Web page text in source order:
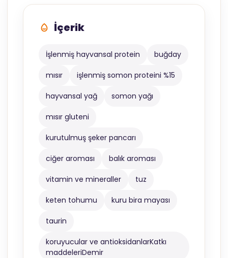
İçerik
İşlenmiş hayvansal protein buğday
mısır işlenmiş somon proteini %15
hayvansal yağ somon yağı
mısır gluteni
kurutulmuş şeker pancarı
ciğer aroması balık aroması
vitamin ve mineraller tuz
keten tohumu kuru bira mayası
taurin
koruyucular ve antioksidanlarKatkı
maddeleriDemir